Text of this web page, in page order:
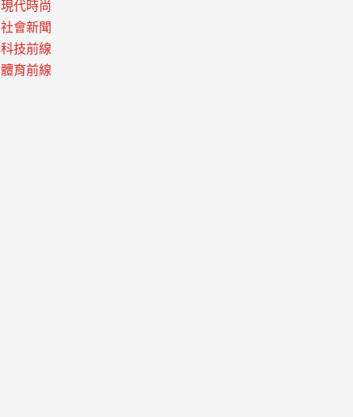
現代時尚
社會新聞
科技前線
體育前線